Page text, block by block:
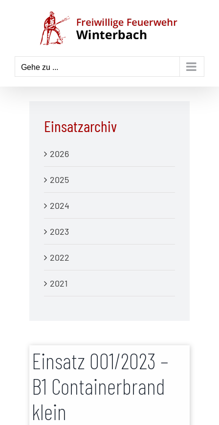
Gehe zu ...
Einsatz 001/2023 –
B1 Containerbrand
klein
Einsatzarchiv
2026
2025
2024
2023
2022
2021